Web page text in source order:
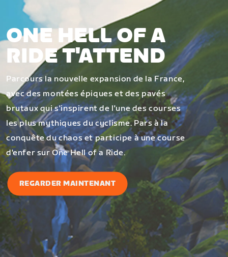
ONE HELL OF A
RIDE T'ATTEND
Parcours la nouvelle expansion de la France,
avec des montées épiques et des pavés
brutaux qui s'inspirent de l'une des courses
les plus mythiques du cyclisme. Pars à la
conquête du chaos et participe à une course
d'enfer sur One Hell of a Ride.
REGARDER MAINTENANT